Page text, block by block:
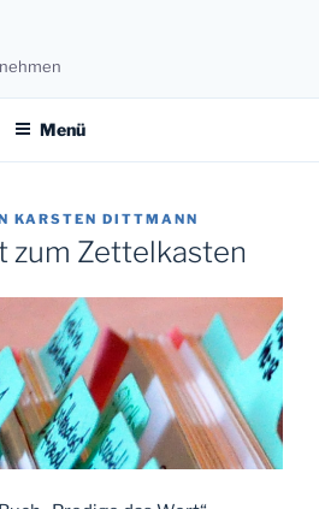
Menü
KARSTEN DITTMANN
zum Zettelkasten